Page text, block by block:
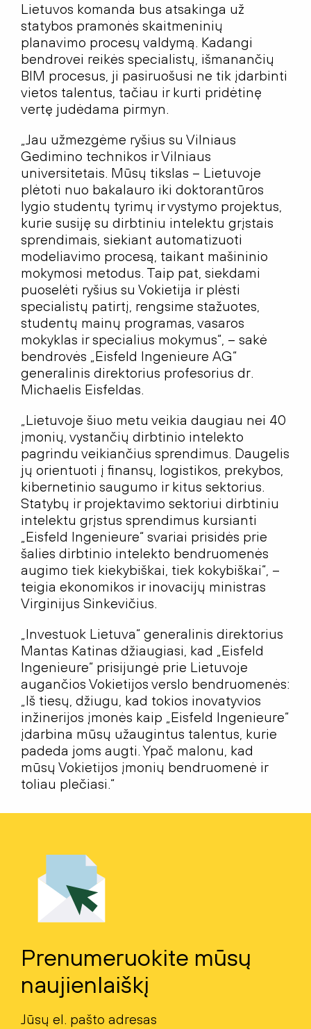
Lietuvos komanda bus atsakinga už
statybos pramonės skaitmeninių
planavimo procesų valdymą. Kadangi
bendrovei reikės specialistų, išmanančių
BIM procesus, ji pasiruošusi ne tik įdarbinti
vietos talentus, tačiau ir kurti pridėtinę
vertę judėdama pirmyn.
„Jau užmezgėme ryšius su Vilniaus
Gedimino technikos ir Vilniaus
universitetais. Mūsų tikslas – Lietuvoje
plėtoti nuo bakalauro iki doktorantūros
lygio studentų tyrimų ir vystymo projektus,
kurie susiję su dirbtiniu intelektu grįstais
sprendimais, siekiant automatizuoti
modeliavimo procesą, taikant mašininio
mokymosi metodus. Taip pat, siekdami
puoselėti ryšius su Vokietija ir plėsti
specialistų patirtį, rengsime stažuotes,
studentų mainų programas, vasaros
mokyklas ir specialius mokymus“, – sakė
bendrovės „Eisfeld Ingenieure AG“
generalinis direktorius profesorius dr.
Michaelis Eisfeldas.
„Lietuvoje šiuo metu veikia daugiau nei 40
įmonių, vystančių dirbtinio intelekto
pagrindu veikiančius sprendimus. Daugelis
jų orientuoti į finansų, logistikos, prekybos,
kibernetinio saugumo ir kitus sektorius.
Statybų ir projektavimo sektoriui dirbtiniu
intelektu grįstus sprendimus kursianti
„Eisfeld Ingenieure“ svariai prisidės prie
šalies dirbtinio intelekto bendruomenės
augimo tiek kiekybiškai, tiek kokybiškai“, –
teigia ekonomikos ir inovacijų ministras
Virginijus Sinkevičius.
„Investuok Lietuva“ generalinis direktorius
Mantas Katinas džiaugiasi, kad „Eisfeld
Ingenieure“ prisijungė prie Lietuvoje
augančios Vokietijos verslo bendruomenės:
„Iš tiesų, džiugu, kad tokios inovatyvios
inžinerijos įmonės kaip „Eisfeld Ingenieure“
įdarbina mūsų užaugintus talentus, kurie
padeda joms augti. Ypač malonu, kad
mūsų Vokietijos įmonių bendruomenė ir
toliau plečiasi.“
Prenumeruokite mūsų
naujienlaiškį